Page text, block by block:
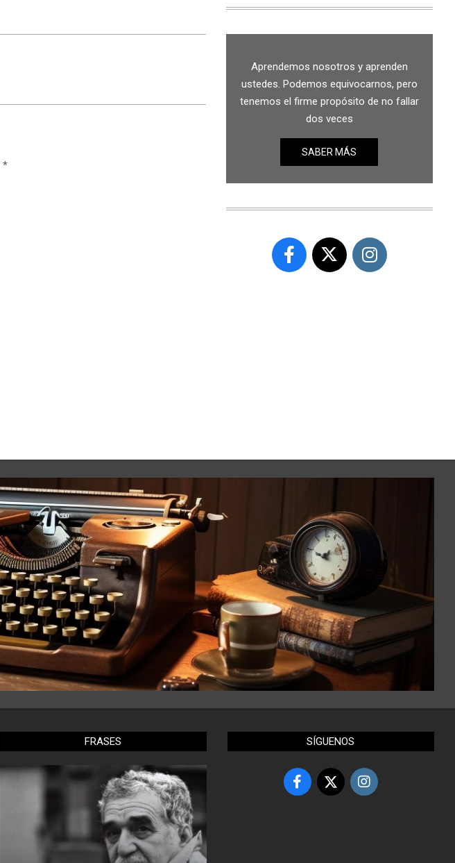
*
Aprendemos nosotros y aprenden
ustedes. Podemos equivocarnos, pero
tenemos el firme propósito de no fallar
dos veces
SABER MÁS
FRASES SÍGUENOS